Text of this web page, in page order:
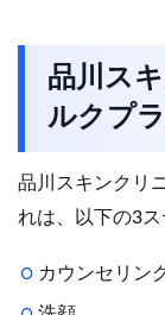
品川ス
ルクプ
品川スキンクリ
れは、以下の3ス
カウンセリン